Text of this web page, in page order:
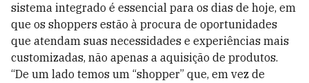
sistema integrado é essencial para os dias de hoje, em
que os shoppers estão à procura de oportunidades
que atendam suas necessidades e experiências mais
customizadas, não apenas a aquisição de produtos.
“De um lado temos um “shopper” que, em vez de